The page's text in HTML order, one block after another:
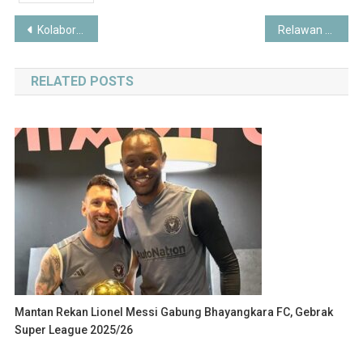
Post
navigation
Kolaborasi Epik! Sepatu Harry Potter x Puma Stewie 4 Rilis 18 Juli 2025, Harga Rp 2 Jutaan
RELATED POSTS
Mantan Rekan Lionel Messi Gabung Bhayangkara FC, Gebrak
Super League 2025/26